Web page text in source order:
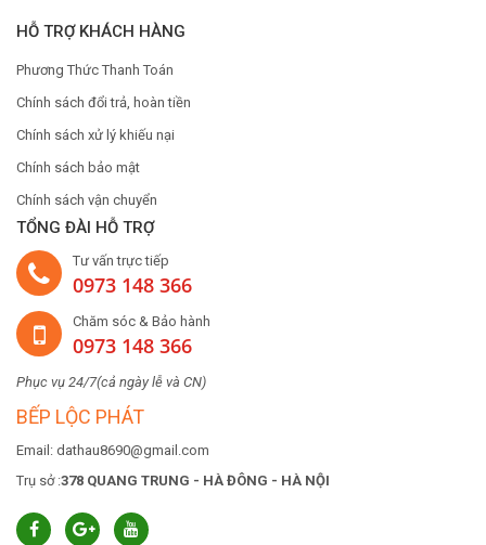
HỖ TRỢ KHÁCH HÀNG
Phương Thức Thanh Toán
Chính sách đổi trả, hoàn tiền
Chính sách xử lý khiếu nại
Chính sách bảo mật
Chính sách vận chuyển
TỔNG ĐÀI HỖ TRỢ
Tư vấn trực tiếp
0973 148 366
Chăm sóc & Bảo hành
0973 148 366
Phục vụ 24/7(cả ngày lễ và CN)
BẾP LỘC PHÁT
Email: dathau8690@gmail.com
Trụ sở :378 QUANG TRUNG - HÀ ĐÔNG - HÀ NỘI